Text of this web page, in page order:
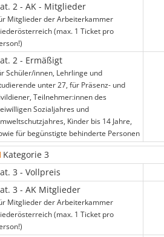
2 - AK - Mitglieder
Mitglieder der Arbeiterkammer
(max. 1 Ticket pro
2 - Ermäßigt
Schüler/innen, Lehrlinge und
unter 27, für Präsenz- und
Teilnehmer:innen des
Sozialjahres und
Kinder bis 14 Jahre,
für begünstigte behinderte Personen
Kategorie 3
3 - Vollpreis
3 - AK Mitglieder
Mitglieder der Arbeiterkammer
(max. 1 Ticket pro